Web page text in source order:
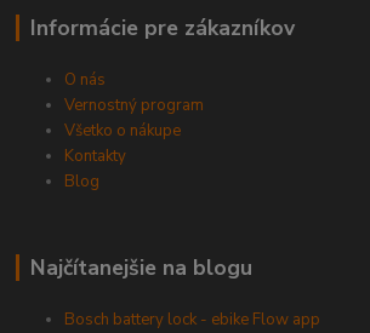
Informácie pre zákazníkov
O nás
Vernostný program
Všetko o nákupe
Kontakty
Blog
Najčítanejšie na blogu
Bosch battery lock - ebike Flow app